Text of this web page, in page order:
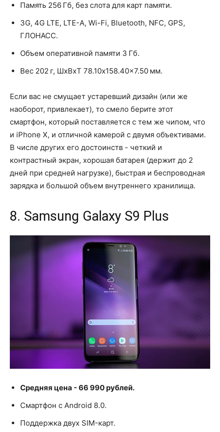
Память 256 Гб, без слота для карт памяти.
3G, 4G LTE, LTE-A, Wi-Fi, Bluetooth, NFC, GPS,
ГЛОНАСС.
Объем оперативной памяти 3 Гб.
Вес 202 г, ШxВxТ 78.10x158.40x7.50 мм.
Если вас не смущает устаревший дизайн (или же
наоборот, привлекает), то смело берите этот
смартфон, который поставляется с тем же чипом, что
и iPhone X, и отличной камерой с двумя объективами.
В числе других его достоинств - четкий и
контрастный экран, хорошая батарея (держит до 2
дней при средней нагрузке), быстрая и беспроводная
зарядка и большой объем внутреннего хранилища.
8. Samsung Galaxy S9 Plus
Средняя цена - 66 990 рублей.
Смартфон с Android 8.0.
Поддержка двух SIM-карт.